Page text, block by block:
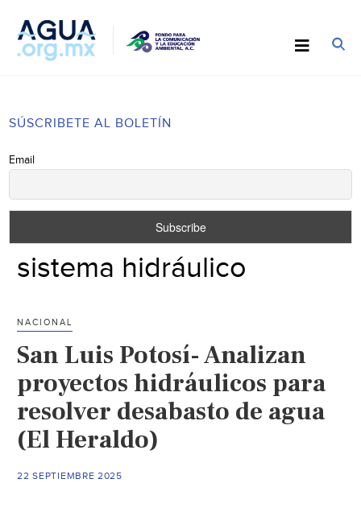
SÚSCRIBETE AL BOLETÍN
Email
sistema hidráulico
NACIONAL
San Luis Potosí- Analizan
proyectos hidráulicos para
resolver desabasto de agua
(El Heraldo)
22 SEPTIEMBRE 2025